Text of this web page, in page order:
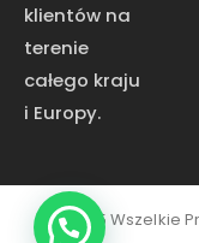
klientów na
terenie
całego kraju
i Europy.
©2025 Wszelkie